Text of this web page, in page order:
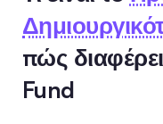
πώς
Fund